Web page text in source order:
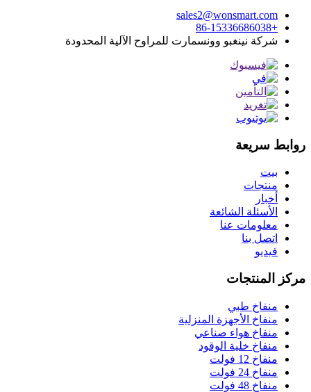
sales2@wonsmart.com
+86-15336686038
شركة نينغبو وونسمارت للمراوح الآلية المحدودة
روابط سريعة
بيت
منتجات
أخبار
الأسئلة الشائعة
معلومات عنا
اتصل بنا
فيديو
مركز المنتجات
منفاخ طبي
منفاخ الأجهزة المنزلية
منفاخ هواء صناعي
منفاخ خلية الوقود
منفاخ 12 فولت
منفاخ 24 فولت
منفاخ 48 فولت